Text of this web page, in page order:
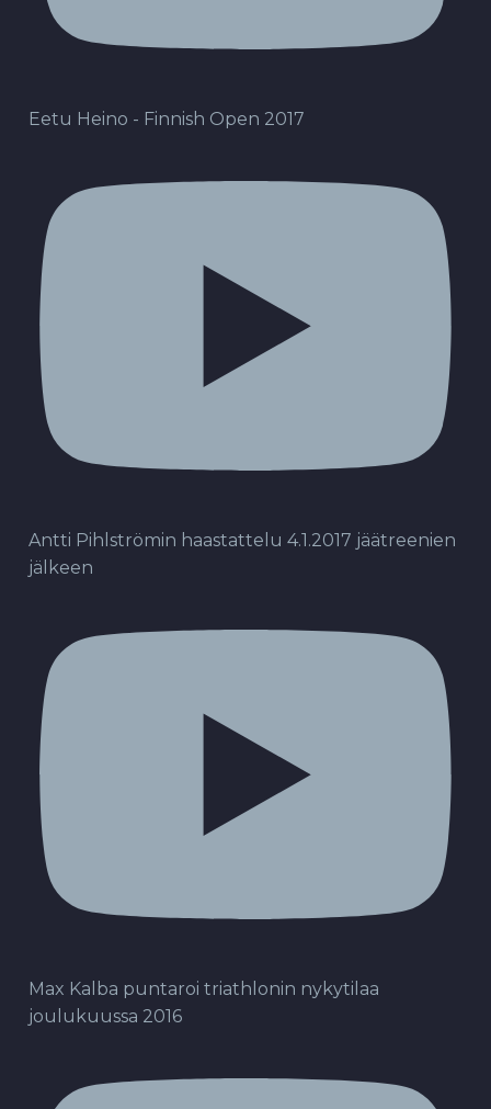
Eetu Heino - Finnish Open 2017
Antti Pihlströmin haastattelu 4.1.2017 jäätreenien
jälkeen
Max Kalba puntaroi triathlonin nykytilaa
joulukuussa 2016